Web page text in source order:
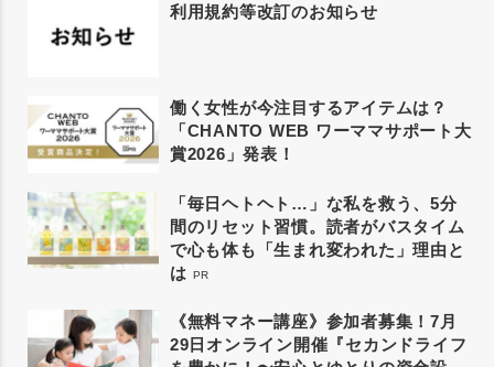
利用規約等改訂のお知らせ
働く女性が今注目するアイテムは？
「CHANTO WEB ワーママサポート大
賞2026」発表！
「毎日ヘトヘト…」な私を救う、5分
間のリセット習慣。読者がバスタイム
で心も体も「生まれ変われた」理由と
は PR
《無料マネー講座》参加者募集！7月
29日オンライン開催『セカンドライフ